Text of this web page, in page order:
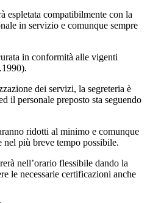
espletata compatibilmente con la
in servizio e comunque sempre
in conformità alle vigenti
dei servizi, la segreteria è
il personale preposto sta seguendo
ridotti al minimo e comunque
nel più breve tempo possibile.
nell’orario flessibile dando la
le necessarie certificazioni anche